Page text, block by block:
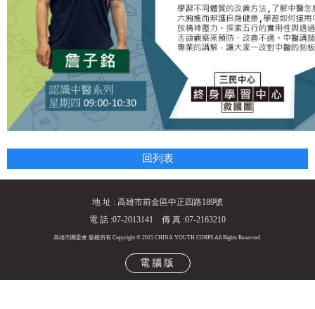
回列表
地 址 : 高雄市前金區中正四路189號
電 話 :07-2013141 傳 真 :07-2163210
高雄市團委會 版權所有 Copyright © 2015 CHINA YOUTH CORPS All Rights Reserved.
電腦版